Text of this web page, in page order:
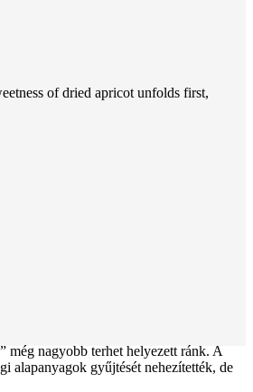
of dried apricot unfolds first,
még nagyobb terhet helyezett ránk. A
alapanyagok gyűjtését nehezítették, de